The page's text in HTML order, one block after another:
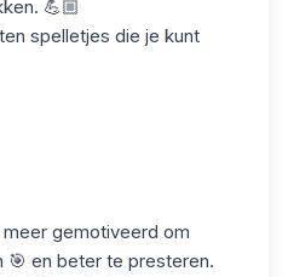
💪🏼
spelletjes die je kunt
gemotiveerd om
🎯 en beter te presteren.